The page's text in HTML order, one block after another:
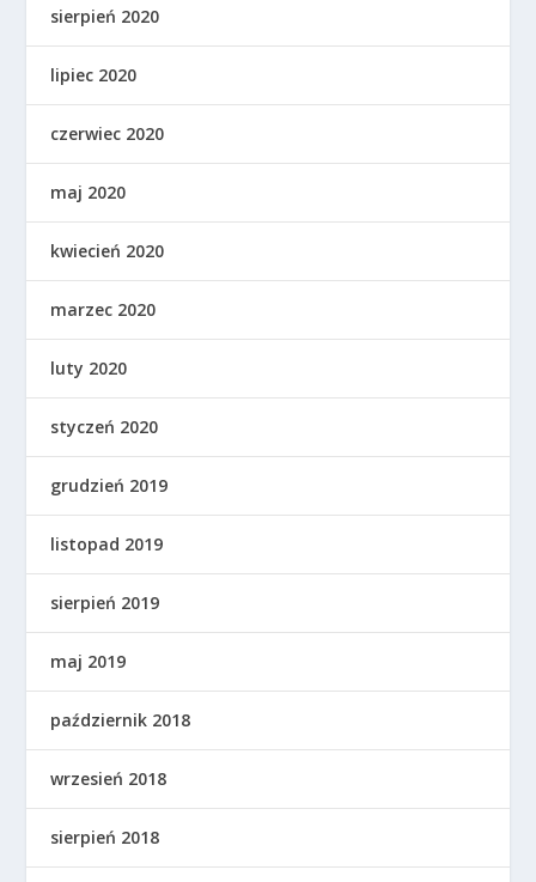
sierpień 2020
lipiec 2020
czerwiec 2020
maj 2020
kwiecień 2020
marzec 2020
luty 2020
styczeń 2020
grudzień 2019
listopad 2019
sierpień 2019
maj 2019
październik 2018
wrzesień 2018
sierpień 2018